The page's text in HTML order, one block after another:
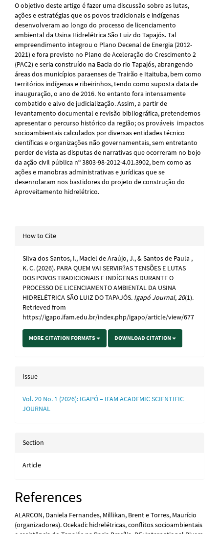
O objetivo deste artigo é fazer uma discussão sobre as lutas,
ações e estratégias que os povos tradicionais e indígenas
desenvolveram ao longo do processo de licenciamento
ambiental da Usina Hidrelétrica São Luiz do Tapajós. Tal
empreendimento integrou o Plano Decenal de Energia (2012-
2021) e fora previsto no Plano de Aceleração do Crescimento 2
(PAC2) e seria construído na Bacia do rio Tapajós, abrangendo
áreas dos municípios paraenses de Trairão e Itaituba, bem como
territórios indígenas e ribeirinhos, tendo como suposta data de
inauguração, o ano de 2016. No entanto fora intensamente
combatido e alvo de judicialização. Assim, a partir de
levantamento documental e revisão bibliográfica, pretendemos
apresentar o percurso histórico da região; os prováveis impactos
socioambientais calculados por diversas entidades técnico
científicas e organizações não governamentais, sem entretanto
perder de vista as disputas de narrativas que ocorreram no bojo
da ação civil pública nº 3803-98-2012-4.01.3902, bem como as
ações e manobras administrativas e jurídicas que se
desenrolaram nos bastidores do projeto de construção do
Aproveitamento hidrelétrico.
Article
How to Cite
Silva dos Santos, I., Maciel de Araújo, J., & Santos de Paula ,
K. C. (2026). PARA QUEM VAI SERVIR?AS TENSÕES E LUTAS
DOS POVOS TRADICIONAIS E INDÍGENAS DURANTE O
PROCESSO DE LICENCIAMENTO AMBIENTAL DA USINA
HIDRELÉTRICA SÃO LUIZ DO TAPAJÓS. Igapó Journal,20(1).
Retrieved from
https://igapo.ifam.edu.br/index.php/igapo/article/view/677
MORE CITATION FORMATS DOWNLOAD CITATION
Issue
Vol. 20 No. 1 (2026): IGAPÓ – IFAM ACADEMIC SCIENTIFIC
JOURNAL
Section
Article
References
ALARCON, Daniela Fernandes, Millikan, Brent e Torres, Maurício
(organizadores). Ocekadi: hidrelétricas, conflitos socioambientais